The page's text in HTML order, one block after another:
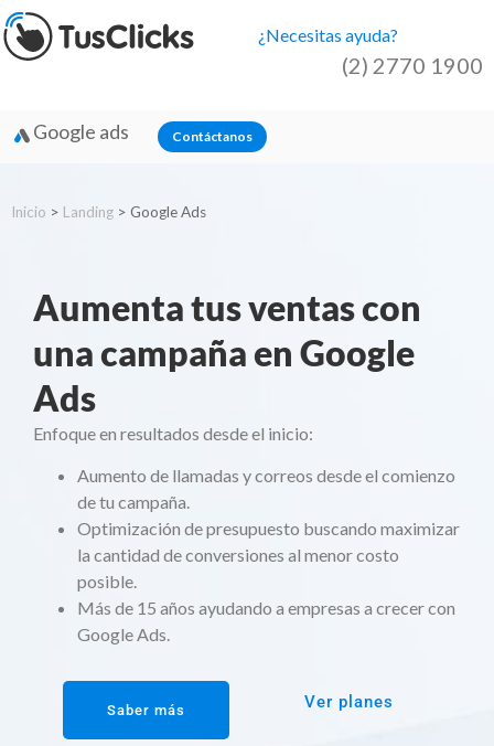
¿Necesitas ayuda?
(2) 2770 1900
Google ads Contáctanos
Aumenta tus ventas con
una campaña en Google
Ads
Enfoque en resultados desde el inicio:
Aumento de llamadas y correos desde el comienzo
de tu campaña.
Optimización de presupuesto buscando maximizar
la cantidad de conversiones al menor costo
posible.
Más de 15 años ayudando a empresas a crecer con
Google Ads.
Saber más Ver planes
Inicio > Landing > Google Ads